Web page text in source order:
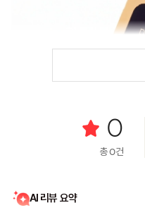
0
총0건
AI 리뷰 요약